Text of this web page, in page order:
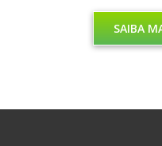
SAIBA